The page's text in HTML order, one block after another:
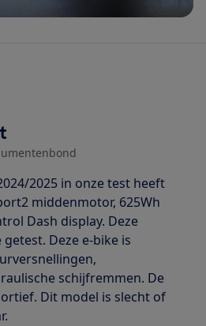
2025 in onze test heeft
middenmotor, 625Wh
Dash display. Deze
Deze e-bike is
schijfremmen. De
Dit model is slecht of